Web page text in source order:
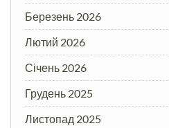
Березень 2026
Лютий 2026
Січень 2026
Грудень 2025
Листопад 2025